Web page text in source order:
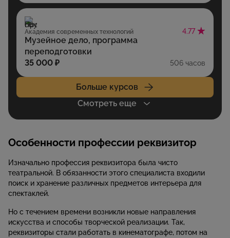
Академия современных технологий 4.77
Музейное дело, программа
переподготовки
35 000 ₽
506 часов
Больше курсов
Смотреть еще
Особенности профессии реквизитор
Изначально профессия реквизитора была чисто
театральной. В обязанности этого специалиста входили
поиск и хранение различных предметов интерьера для
спектаклей.
Но с течением времени возникли новые направления
искусства и способы творческой реализации. Так,
реквизиторы стали работать в кинематографе, потом на